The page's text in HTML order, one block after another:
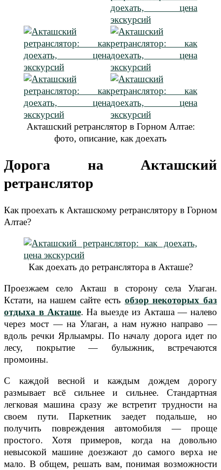
Акташский ретранслятор в Горном Алтае:
фото, описание, как доехать
Дорога на Акташский
ретранслятор
Как проехать к Акташскому ретранслятору в Горном
Алтае?
Как доехать до ретранслятора в Акташе?
Проезжаем село Акташ в сторону села Улаган.
Кстати, на нашем сайте есть обзор некоторых баз
отдыха в Акташе. На выезде из Акташа — налево
через мост — на Улаган, а нам нужно направо —
вдоль речки Ярлыамры. По началу дорога идет по
лесу, покрытие — булыжник, встречаются
промоины.
С каждой весной и каждым дождем дорогу
размывает всё сильнее и сильнее. Стандартная
легковая машина сразу же встретит трудности на
своем пути. Паркетник заедет подальше, но
получить повреждения автомобиля — проще
простого. Хотя примеров, когда на довольно
невысокой машине доезжают до самого верха не
мало. В общем, решать вам, понимая возможности